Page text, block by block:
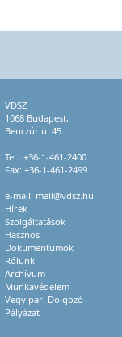
VDSZ
1068 Budapest,
Benczúr u. 45.
Tel.: +36-1-461-2400
Fax: +36-1-461-2499
e-mail: mail@vdsz.hu
Hírek
Szolgáltatások
Hasznos
Dokumentumok
Rólunk
Archívum
Munkavédelem
Vegyipari Dolgozó
Pályázat